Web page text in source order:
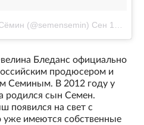
(@semensemin) Сен 14 2017 в 12:30 PDT
Бледанс официально
продюсером и
Семиным. В 2012 году у
родился сын Семен.
появился на свет с
имеются собственные